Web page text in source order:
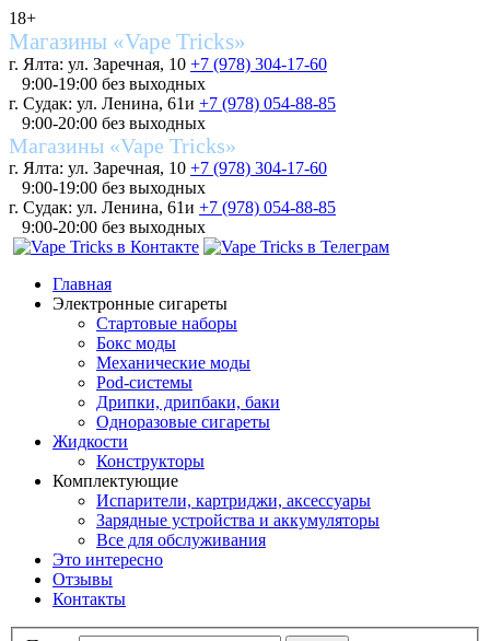
18+
Магазины «Vape Tricks»
г. Ялта: ул. Заречная, 10 +7 (978) 304-17-60
9:00-19:00 без выходных
г. Судак: ул. Ленина, 61и +7 (978) 054-88-85
9:00-20:00 без выходных
Магазины «Vape Tricks»
г. Ялта: ул. Заречная, 10 +7 (978) 304-17-60
9:00-19:00 без выходных
г. Судак: ул. Ленина, 61и +7 (978) 054-88-85
9:00-20:00 без выходных
Главная
Электронные сигареты
Стартовые наборы
Бокс моды
Механические моды
Pod-системы
Дрипки, дрипбаки, баки
Одноразовые сигареты
Жидкости
Конструкторы
Комплектующие
Испарители, картриджи, аксессуары
Зарядные устройства и аккумуляторы
Все для обслуживания
Это интересно
Отзывы
Контакты